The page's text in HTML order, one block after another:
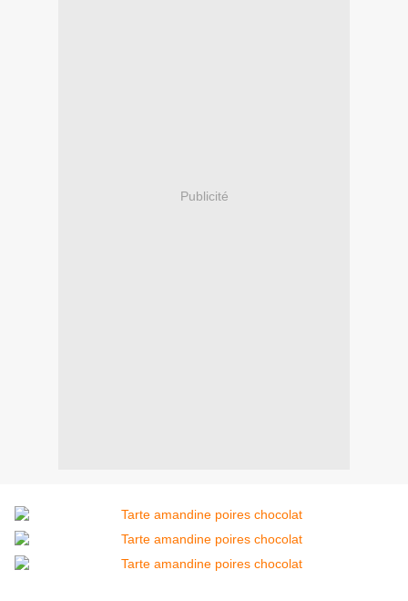
Publicité